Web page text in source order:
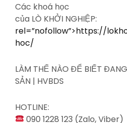
Các khoá học
của LÒ KHỞI NGHIỆP:
rel=”nofollow”>https://
hoc/
LÀM THẾ NÀO ĐỂ BIẾT
SẢN | HVBDS
HOTLINE:
090 1228 123 (Zalo, Viber)